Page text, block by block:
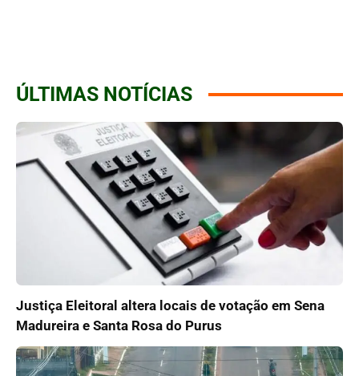
ÚLTIMAS NOTÍCIAS
Justiça Eleitoral altera locais de votação em Sena
Madureira e Santa Rosa do Purus